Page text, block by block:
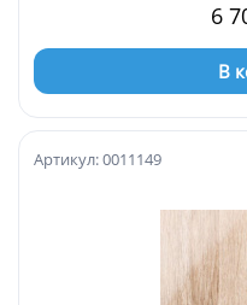
6
В
Артикул: 0011149